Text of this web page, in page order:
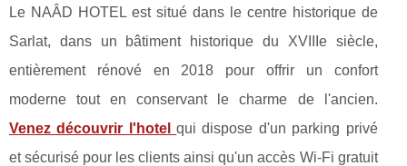
Le NAÂD HOTEL est situé dans le centre historique de
Sarlat, dans un bâtiment historique du XVIIIe siècle,
entièrement rénové en 2018 pour offrir un confort
moderne tout en conservant le charme de l'ancien.
Venez découvrir l'hotelqui dispose d'un parking privé
et sécurisé pour les clients ainsi qu'un accès Wi-Fi gratuit